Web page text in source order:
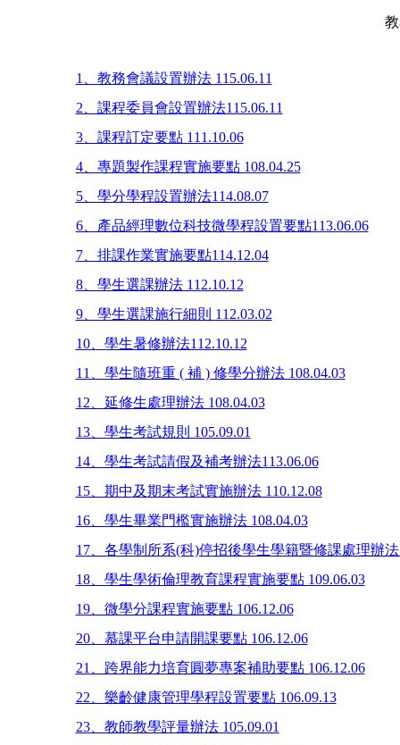
教
1、教務會議設置辦法 115.06.11
2、課程委員會設置辦法115.06.11
3、課程訂定要點 111.10.06
4、專題製作課程實施要點 108.04.25
5、學分學程設置辦法114.08.07
6、產品經理數位科技微學程設置要點113.06.06
7、排課作業實施要點114.12.04
8、學生選課辦法 112.10.12
9、學生選課施行細則 112.03.02
10、學生暑修辦法112.10.12
11、學生隨班重 ( 補 ) 修學分辦法 108.04.03
12、延修生處理辦法 108.04.03
13、學生考試規則 105.09.01
14、學生考試請假及補考辦法113.06.06
15、期中及期末考試實施辦法 110.12.08
16、學生畢業門檻實施辦法 108.04.03
17、各學制所系(科)停招後學生學籍暨修課處理辦法
18、學生學術倫理教育課程實施要點 109.06.03
19、微學分課程實施要點 106.12.06
20、慕課平台申請開課要點 106.12.06
21、跨界能力培育圓夢專案補助要點 106.12.06
22、樂齡健康管理學程設置要點 106.09.13
23、教師教學評量辦法 105.09.01